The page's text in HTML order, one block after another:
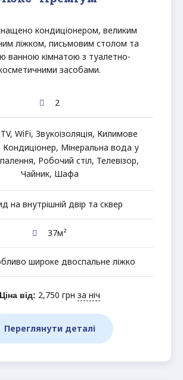
кондиціонером, великим
ліжком, письмовим столом та
ванною кімнатою з туалетно-
засобами.
2
, WiFi, Звукоізоляція, Килимове
Кондиціонер, Мінеральна вода у
, Робочий стіл, Телевізор,
Чайник, Шафа
на внутрішній двір та сквер
37м²
широке двоспальне ліжко
Ціна від: 2,750 грн за ніч
Переглянути деталі